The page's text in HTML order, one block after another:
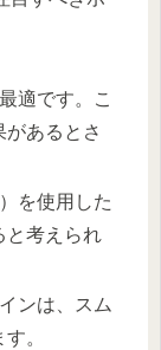
適です。こ
あるとさ
を使用した
と考えられ
ンは、スム
。